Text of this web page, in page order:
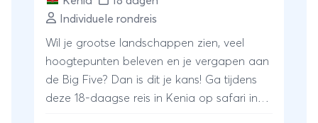
Individuele rondreis
Wil je grootse landschappen zien, veel
hoogtepunten beleven en je vergapen aan
de Big Five? Dan is dit je kans! Ga tijdens
deze 18-daagse reis in Kenia op safari in